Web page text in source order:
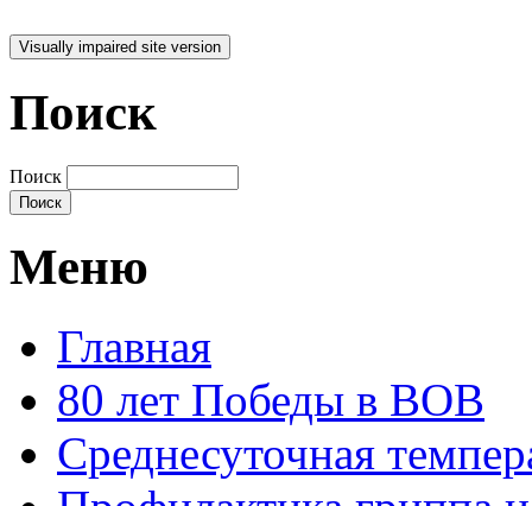
Поиск
Поиск
Меню
Главная
80 лет Победы в ВОВ
Среднесуточная